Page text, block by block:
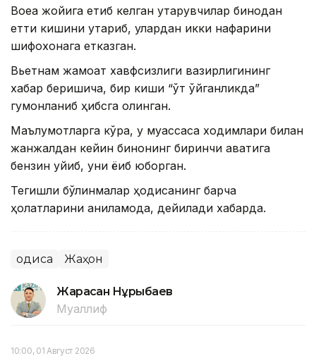
Воқеа жойига етиб келган қутқарувчилар бинодан
етти кишини қутқариб, улардан икки нафарини
шифохонага етказган.
Вьетнам жамоат хавфсизлиги вазирлигининг
хабар беришича, бир киши “ўт қўйганликда”
гумонланиб ҳибсга олинган.
Маълумотларга кўра, у муассаса ходимлари билан
жанжалдан кейин бинонинг биринчи қаватига
бензин қуйиб, уни ёқиб юборган.
Тегишли бўлинмалар ҳодисанинг барча
ҳолатларини аниқламоқда, дейилади хабарда.
Ҳодиса Жаҳон
Жарасқан Нұрыбаев
Муаллиф
10:00, 01 Август 2026